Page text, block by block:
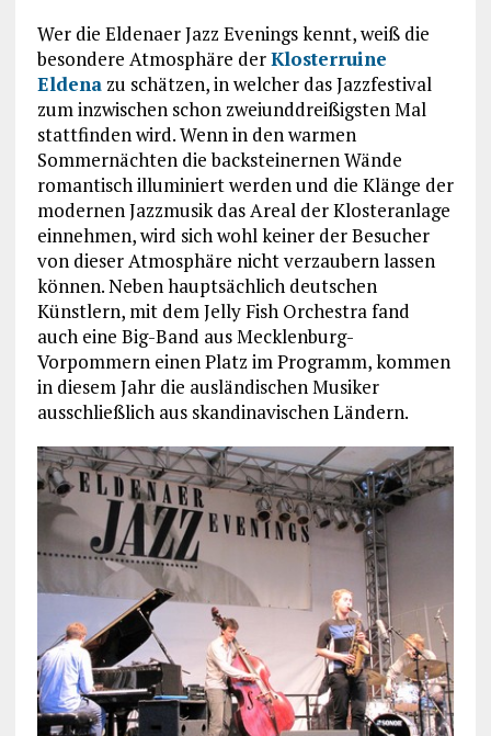
Wer die Eldenaer Jazz Evenings kennt, weiß die
besondere Atmosphäre derKlosterruine
Eldenazu schätzen, in welcher das Jazzfestival
zum inzwischen schon zweiunddreißigsten Mal
stattfinden wird. Wenn in den warmen
Sommernächten die backsteinernen Wände
romantisch illuminiert werden und die Klänge der
modernen Jazzmusik das Areal der Klosteranlage
einnehmen, wird sich wohl keiner der Besucher
von dieser Atmosphäre nicht verzaubern lassen
können. Neben hauptsächlich deutschen
Künstlern, mit dem Jelly Fish Orchestra fand
auch eine Big-Band aus Mecklenburg-
Vorpommern einen Platz im Programm, kommen
in diesem Jahr die ausländischen Musiker
ausschließlich aus skandinavischen Ländern.